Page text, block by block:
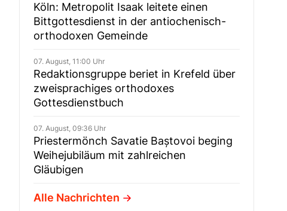
Köln: Metropolit Isaak leitete einen
Bittgottesdienst in der antiochenisch-
orthodoxen Gemeinde
07. August, 11:00 Uhr
Redaktionsgruppe beriet in Krefeld über
zweisprachiges orthodoxes
Gottesdienstbuch
07. August, 09:36 Uhr
Priestermönch Savatie Baștovoi beging
Weihejubiläum mit zahlreichen
Gläubigen
Alle Nachrichten